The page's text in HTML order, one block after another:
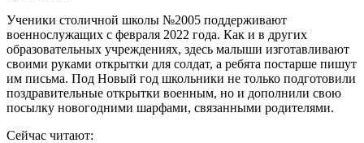
Ученики столичной школы №2005 поддерживают
военнослужащих с февраля 2022 года. Как и в других
образовательных учреждениях, здесь малыши изготавливают
своими руками открытки для солдат, а ребята постарше пишут
им письма. Под Новый год школьники не только подготовили
поздравительные открытки военным, но и дополнили свою
посылку новогодними шарфами, связанными родителями.
Сейчас читают: